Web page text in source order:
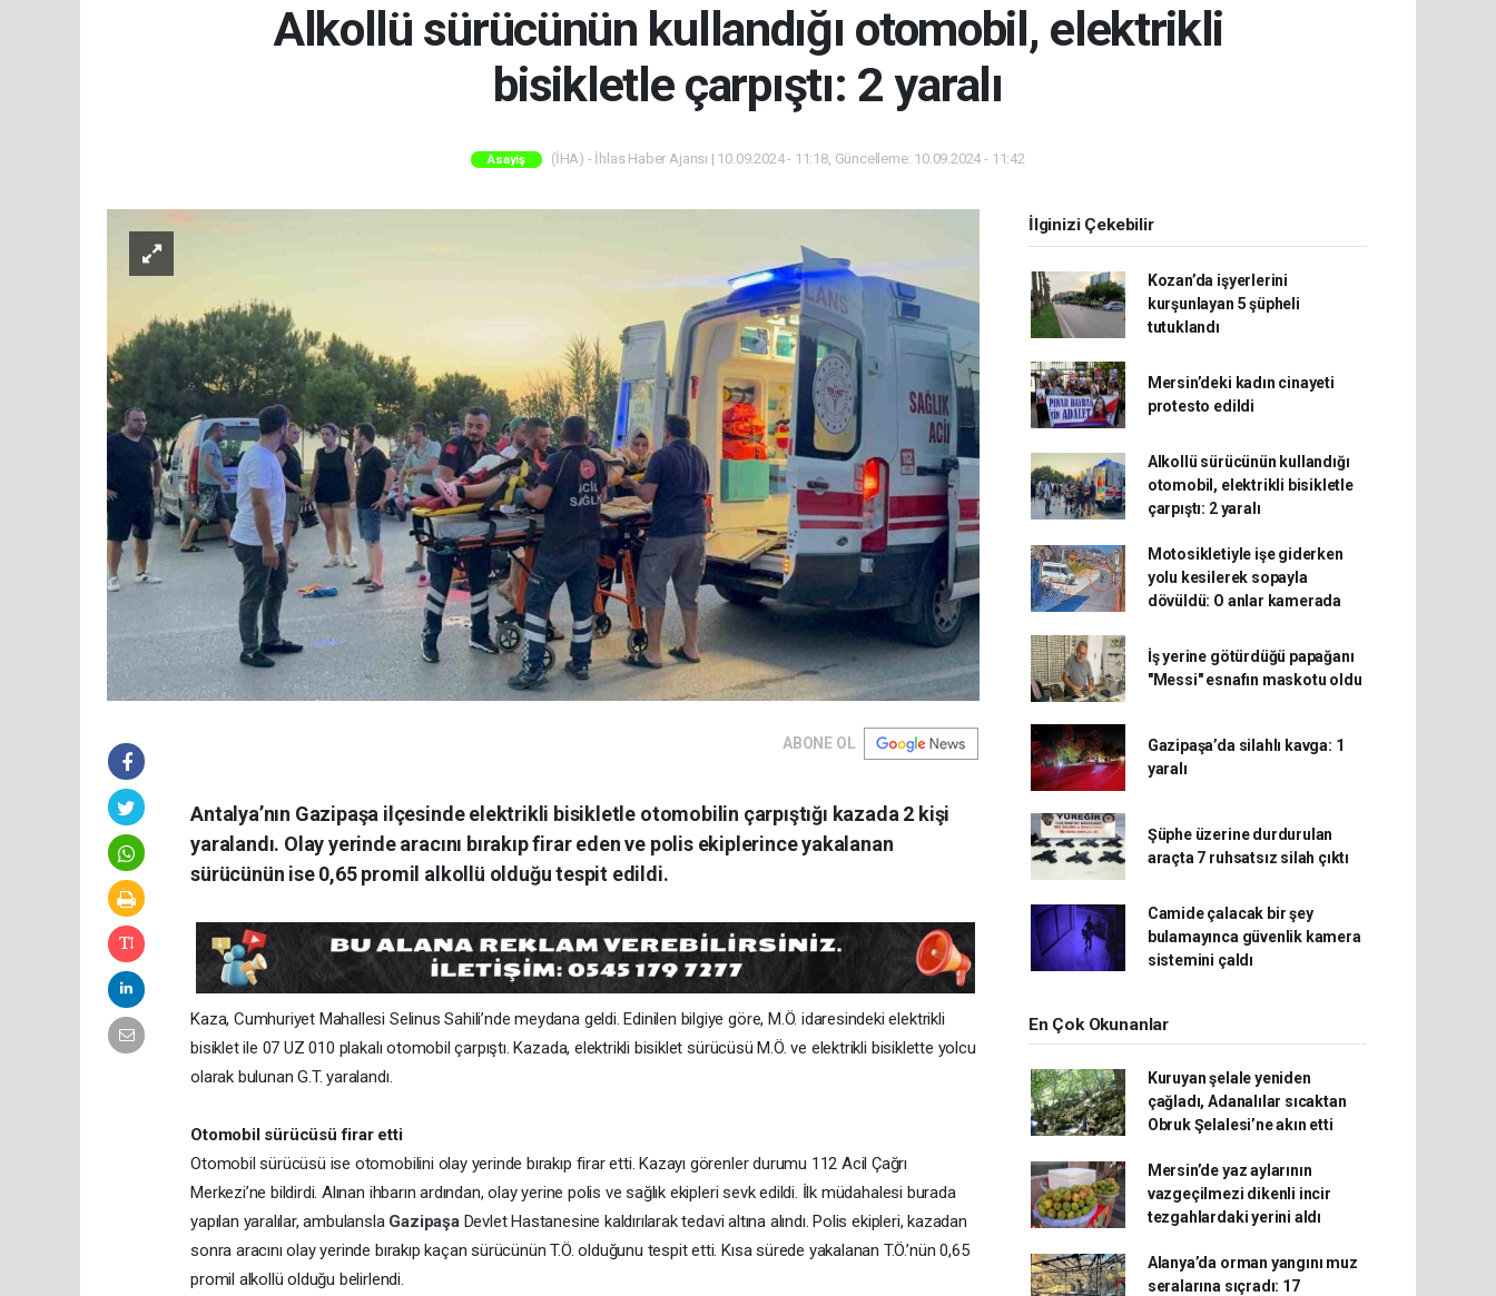
Alkollü sürücünün kullandığı otomobil, elektrikli
bisikletle çarpıştı: 2 yaralı
Asayiş (İHA) - İhlas Haber Ajansı | 10.09.2024 - 11:18, Güncelleme: 10.09.2024 - 11:42
ABONE OL
Antalya’nın Gazipaşa ilçesinde elektrikli bisikletle otomobilin çarpıştığı kazada 2 kişi
yaralandı. Olay yerinde aracını bırakıp firar eden ve polis ekiplerince yakalanan
sürücünün ise 0,65 promil alkollü olduğu tespit edildi.
Kaza, Cumhuriyet Mahallesi Selinus Sahili’nde meydana geldi. Edinilen bilgiye göre, M.Ö. idaresindeki elektrikli
bisiklet ile 07 UZ 010 plakalı otomobil çarpıştı. Kazada, elektrikli bisiklet sürücüsü M.Ö. ve elektrikli bisiklette yolcu
olarak bulunan G.T. yaralandı.
Otomobil sürücüsü firar etti
Otomobil sürücüsü ise otomobilini olay yerinde bırakıp firar etti. Kazayı görenler durumu 112 Acil Çağrı
Merkezi’ne bildirdi. Alınan ihbarın ardından, olay yerine polis ve sağlık ekipleri sevk edildi. İlk müdahalesi burada
yapılan yaralılar, ambulansla Gazipaşa Devlet Hastanesine kaldırılarak tedavi altına alındı. Polis ekipleri, kazadan
sonra aracını olay yerinde bırakıp kaçan sürücünün T.Ö. olduğunu tespit etti. Kısa sürede yakalanan T.Ö.’nün 0,65
promil alkollü olduğu belirlendi.
İlginizi Çekebilir
Kozan’da işyerlerini
kurşunlayan 5 şüpheli
tutuklandı
Mersin’deki kadın cinayeti
protesto edildi
Alkollü sürücünün kullandığı
otomobil, elektrikli bisikletle
çarpıştı: 2 yaralı
Motosikletiyle işe giderken
yolu kesilerek sopayla
dövüldü: O anlar kamerada
İş yerine götürdüğü papağanı
"Messi" esnafın maskotu oldu
Gazipaşa’da silahlı kavga: 1
yaralı
Şüphe üzerine durdurulan
araçta 7 ruhsatsız silah çıktı
Camide çalacak bir şey
bulamayınca güvenlik kamera
sistemini çaldı
En Çok Okunanlar
Kuruyan şelale yeniden
çağladı, Adanalılar sıcaktan
Obruk Şelalesi’ne akın etti
Mersin’de yaz aylarının
vazgeçilmezi dikenli incir
tezgahlardaki yerini aldı
Alanya’da orman yangını muz
seralarına sıçradı: 17